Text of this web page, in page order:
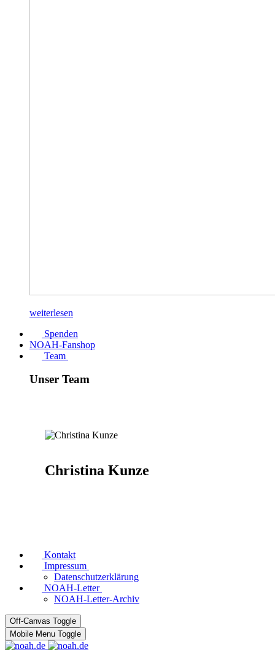
weiterlesen
Spenden
NOAH-Fanshop
Team
Unser Team
Christina Kunze
Kontakt
Impressum
Datenschutzerklärung
NOAH-Letter
NOAH-Letter-Archiv
Off-Canvas Toggle
Mobile Menu Toggle